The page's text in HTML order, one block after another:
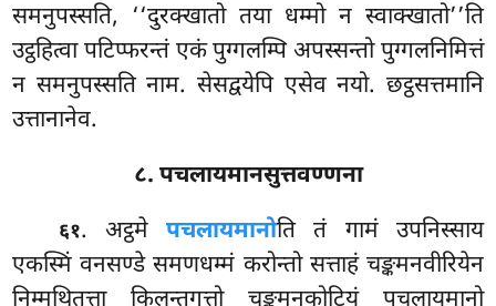
समनुपस्सति, ‘‘दुरक्खातो तया धम्मो न स्वाक्खातो’’ति
उट्ठहित्वा पटिप्फरन्तं एकं पुग्गलम्पि अपस्सन्तो पुग्गलनिमित्तं
न समनुपस्सति नाम. सेसद्वयेपि एसेव नयो. छट्ठसत्तमानि
उत्तानानेव.
८. पचलायमानसुत्तवण्णना
६१. अट्ठमेपचलायमानोति तं गामं उपनिस्साय
एकस्मिं वनसण्डे समणधम्मं करोन्तो सत्ताहं चङ्कमनवीरियेन